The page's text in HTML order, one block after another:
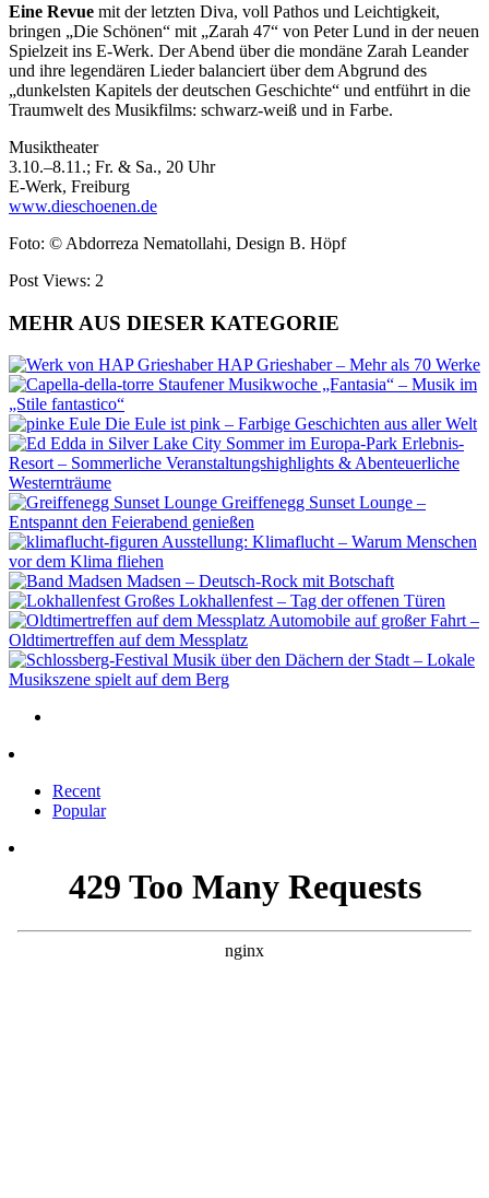
Eine Revue mit der letzten Diva, voll Pathos und Leichtigkeit,
bringen „Die Schönen“ mit „Zarah 47“ von Peter Lund in der neuen
Spielzeit ins E-Werk. Der Abend über die mondäne Zarah Leander
und ihre legendären Lieder balanciert über dem Abgrund des
„dunkelsten Kapitels der deutschen Geschichte“ und entführt in die
Traumwelt des Musikfilms: schwarz-weiß und in Farbe.
Musiktheater
3.10.–8.11.; Fr. & Sa., 20 Uhr
E-Werk, Freiburg
www.dieschoenen.de
Foto: © Abdorreza Nematollahi, Design B. Höpf
Post Views: 2
MEHR AUS DIESER KATEGORIE
HAP Grieshaber – Mehr als 70 Werke
Staufener Musikwoche „Fantasia“ – Musik im
„Stile fantastico“
Die Eule ist pink – Farbige Geschichten aus aller Welt
Sommer im Europa-Park Erlebnis-
Resort – Sommerliche Veranstaltungshighlights & Abenteuerliche
Westernträume
Greiffenegg Sunset Lounge –
Entspannt den Feierabend genießen
Ausstellung: Klimaflucht – Warum Menschen
vor dem Klima fliehen
Madsen – Deutsch-Rock mit Botschaft
Großes Lokhallenfest – Tag der offenen Türen
Automobile auf großer Fahrt –
Oldtimertreffen auf dem Messplatz
Musik über den Dächern der Stadt – Lokale
Musikszene spielt auf dem Berg
Recent
Popular